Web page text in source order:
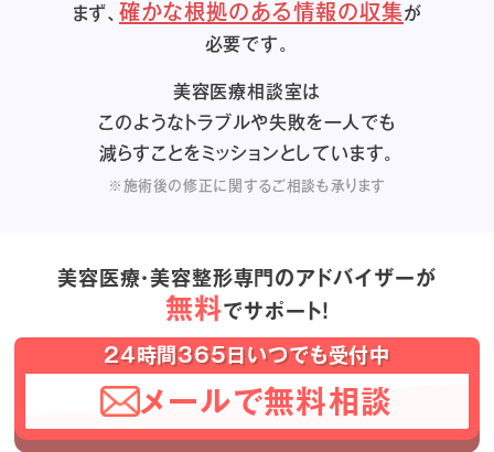
まず、確かな根拠のある情報の収集が
必要です。
美容医療相談室は
このようなトラブルや失敗を一人でも
減らすことをミッションとしています。
※施術後の修正に関するご相談も承ります
美容医療・美容整形専門のアドバイザーが
無料でサポート！
24時間365日いつでも受付中
メールで無料相談